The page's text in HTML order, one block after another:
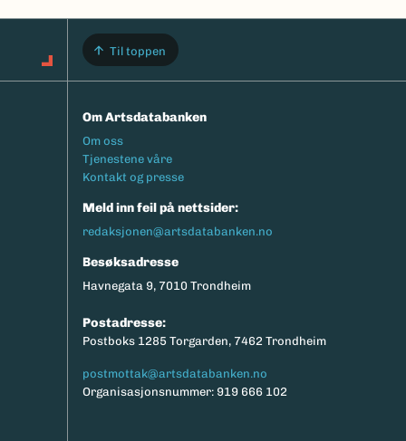
Til toppen
Om Artsdatabanken
Footermeny
Om oss
Tjenestene våre
Kontakt og presse
Meld inn feil på nettsider:
redaksjonen@artsdatabanken.no
Besøksadresse
Havnegata 9, 7010 Trondheim
Postadresse:
Postboks 1285 Torgarden, 7462 Trondheim
postmottak@artsdatabanken.no
Organisasjonsnummer: 919 666 102